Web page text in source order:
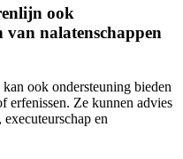
ook
van nalatenschappen
ook ondersteuning bieden
erfenissen. Ze kunnen advies
en